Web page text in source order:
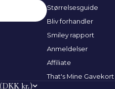
Størrelsesguide
Bliv forhandler
Smiley rapport
Anmeldelser
Affiliate
That's Mine Gavekort
kr.)